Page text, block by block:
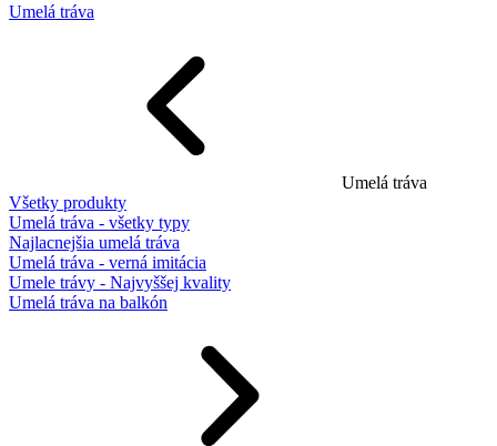
Umelá tráva
Umelá tráva
Všetky produkty
Umelá tráva - všetky typy
Najlacnejšia umelá tráva
Umelá tráva - verná imitácia
Umele trávy - Najvyššej kvality
Umelá tráva na balkón